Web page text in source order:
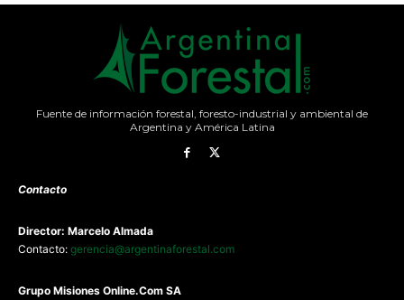
Fuente de información forestal, foresto-industrial y ambiental de
Argentina y América Latina
Contacto
Director: Marcelo Almada
Contacto: gerencia@argentinaforestal.com
Grupo Misiones Online.Com SA